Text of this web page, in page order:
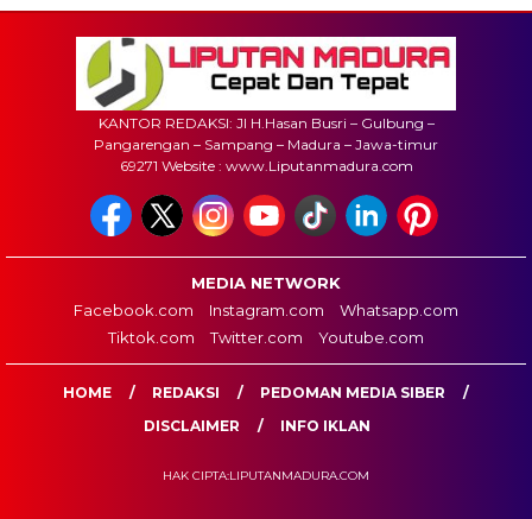
KANTOR REDAKSI: Jl H.Hasan Busri – Gulbung –
Pangarengan – Sampang – Madura – Jawa-timur
69271 Website : www.Liputanmadura.com
MEDIA NETWORK
Facebook.com
Instagram.com
Whatsapp.com
Tiktok.com
Twitter.com Youtube.com
HOME REDAKSI
PEDOMAN MEDIA SIBER
DISCLAIMER
INFO IKLAN
HAK CIPTA:LIPUTANMADURA.COM